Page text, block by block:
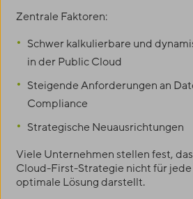
Zentrale Faktoren:
Schwer kalkulierbare und
in der Public Cloud
Steigende Anforderungen an
Compliance
Strategische Neuausrichtungen
Viele Unternehmen stellen fest,
Cloud-First-Strategie nicht für
optimale Lösung darstellt.